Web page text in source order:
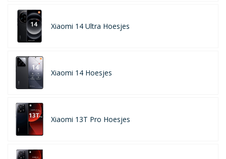
Xiaomi 14 Ultra Hoesjes
Xiaomi 14 Hoesjes
Xiaomi 13T Pro Hoesjes